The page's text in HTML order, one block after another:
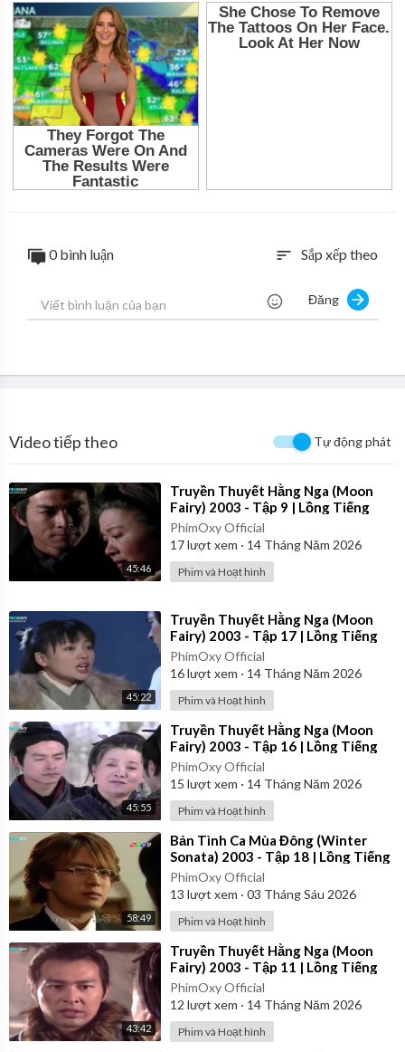
0 bình luận sort Sắp xếp theo
Đăng
Video tiếp theo Tự động phát
45:46
⁣Truyền Thuyết Hằng Nga (Moon
Fairy) 2003 - Tập 9 | Lồng Tiếng
PhimOxy Official
17lượt xem · 14 Tháng Năm 2026
Phim và Hoạt hình
45:22
⁣Truyền Thuyết Hằng Nga (Moon
Fairy) 2003 - Tập 17 | Lồng Tiếng
PhimOxy Official
16lượt xem · 14 Tháng Năm 2026
Phim và Hoạt hình
45:55
⁣Truyền Thuyết Hằng Nga (Moon
Fairy) 2003 - Tập 16 | Lồng Tiếng
PhimOxy Official
15 lượt xem · 14 Tháng Năm 2026
Phim và Hoạt hình
58:49
⁣Bản Tình Ca Mùa Đông (Winter
Sonata) 2003 - Tập 18 | Lồng Tiếng
PhimOxy Official
13 lượt xem · 03 Tháng Sáu 2026
Phim và Hoạt hình
43:42
⁣Truyền Thuyết Hằng Nga (Moon
Fairy) 2003 - Tập 11 | Lồng Tiếng
PhimOxy Official
12 lượt xem · 14 Tháng Năm 2026
Phim và Hoạt hình